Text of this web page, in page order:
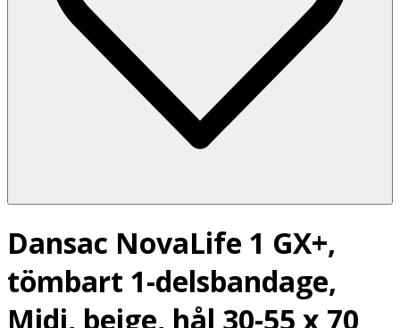
Dansac NovaLife 1 GX+,
tömbart 1-delsbandage,
Midi, beige, hål 30-55 x 70